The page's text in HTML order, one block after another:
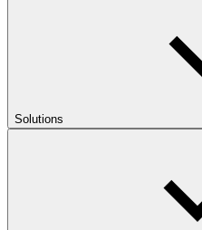
Solutions